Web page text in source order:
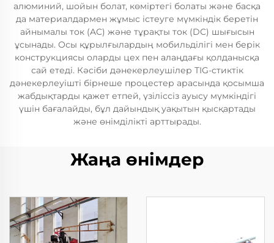
алюминий, шойын болат, көміртегі болаты және басқа
да материалдармен жұмыс істеуге мүмкіндік беретін
айнымалы ток (AC) және тұрақты ток (DC) шығысын
ұсынады. Осы құрылғылардың мобильділігі мен берік
конструкциясы оларды цех пен алаңдағы қолданысқа
сай етеді. Кәсіби дәнекерлеушілер TIG-стиктік
дәнекерлеуішті бірнеше процестер арасында қосымша
жабдықтарды қажет етпей, үзіліссіз ауысу мүмкіндігі
үшін бағалайды, бұл дайындық уақытын қысқартады
және өнімділікті арттырады.
Жаңа өнімдер